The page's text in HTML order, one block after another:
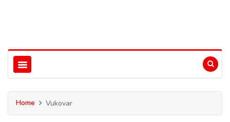
Home Vukovar